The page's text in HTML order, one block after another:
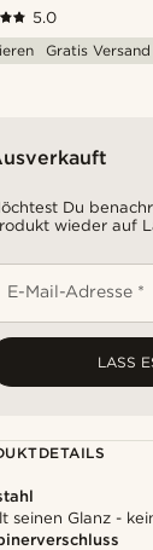
5.0
Gratis Versand
Du
wieder auf
E-Mail-Adresse *
LASS
seinen Glanz -